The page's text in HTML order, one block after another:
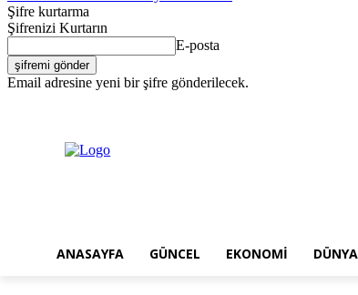
Şifre kurtarma
Şifrenizi Kurtarın
E-posta
Email adresine yeni bir şifre gönderilecek.
ANASAYFA GÜNCEL EKONOMI DÜNYA